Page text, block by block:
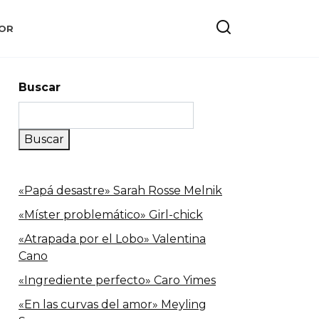
Buscar
Buscar
«Papá desastre» Sarah Rosse Melnik
«Míster problemático» Girl-chick
«Atrapada por el Lobo» Valentina
Cano
«Ingrediente perfecto» Caro Yimes
«En las curvas del amor» Meyling